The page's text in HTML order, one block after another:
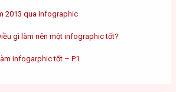
2013 qua Infographic
gì làm nên một infographic tốt?
infogarphic tốt – P1